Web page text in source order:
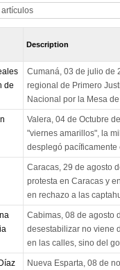
Description
de
Cumaná, 03 de julio de
regional de Primero
Nacional por la Mesa
Valera, 04 de Octubre
"viernes amarillos", la
desplegó pacíficamente
Caracas, 29 de agosto
protesta en Caracas y
en rechazo a las
Cabimas, 08 de agosto
desestabilizar no viene
en las calles, sino del
Nueva Esparta, 08 de